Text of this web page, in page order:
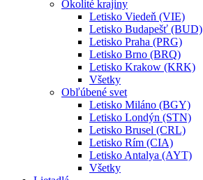
Okolité krajiny
Letisko Viedeň (VIE)
Letisko Budapešť (BUD)
Letisko Praha (PRG)
Letisko Brno (BRQ)
Letisko Krakow (KRK)
Všetky
Obľúbené svet
Letisko Miláno (BGY)
Letisko Londýn (STN)
Letisko Brusel (CRL)
Letisko Rím (CIA)
Letisko Antalya (AYT)
Všetky